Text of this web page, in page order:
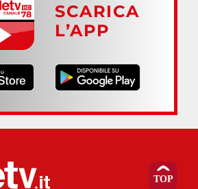
SCARICA
L’APP